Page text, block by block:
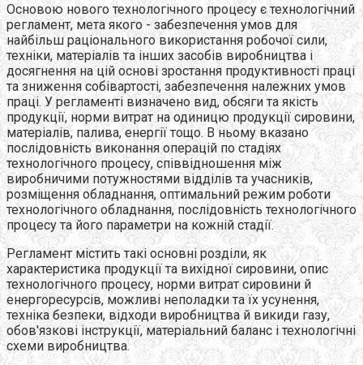
Основою нового технологічного процесу є технологічний
регламент, мета якого - забезпечення умов для
найбільш раціонального використання робочої сили,
техніки, матеріалів та інших засобів виробництва і
досягнення на цій основі зростання продуктивності праці
та зниження собівартості, забезпечення належних умов
праці. У регламенті визначено вид, обсяги та якість
продукції, норми витрат на одиницю продукції сировини,
матеріалів, палива, енергії тощо. В ньому вказано
послідовність виконання операцій по стадіях
технологічного процесу, співвідношення між
виробничими потужностями відділів та учасників,
розміщення обладнання, оптимальний режим роботи
технологічного обладнання, послідовність технологічного
процесу та його параметри на кожній стадії.
Регламент містить такі основні розділи, як
характеристика продукції та вихідної сировини, опис
технологічного процесу, норми витрат сировини й
енергоресурсів, можливі неполадки та їх усунення,
техніка безпеки, відходи виробництва й викиди газу,
обов'язкові інструкції, матеріальний баланс і технологічні
схеми виробництва.